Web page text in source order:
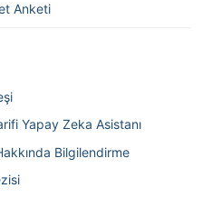
Anketi
Yapay Zeka Asistanı
Bilgilendirme